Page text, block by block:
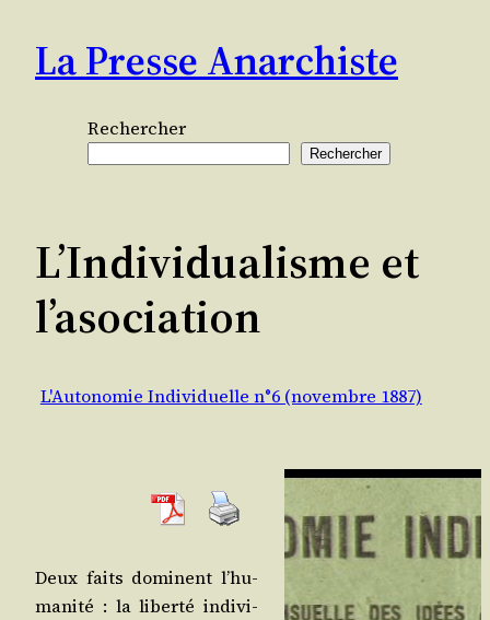
contenu
La Presse Anarchiste
Rechercher
Rechercher
L’Individualisme et
l’asociation
L'Autonomie Individuelle n°6 (novembre 1887)
Deux faits dominent l’hu­
ma­ni­té : la liber­té indi­vi­